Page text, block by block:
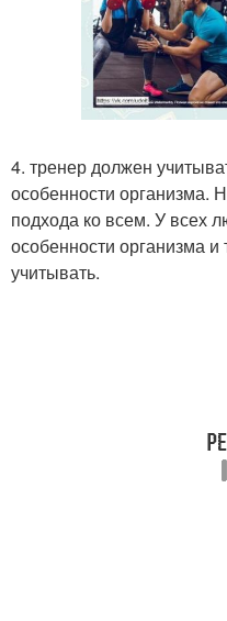
4. тренер должен
особенности организма.
подхода ко всем. У всех
особенности организма
учитывать.